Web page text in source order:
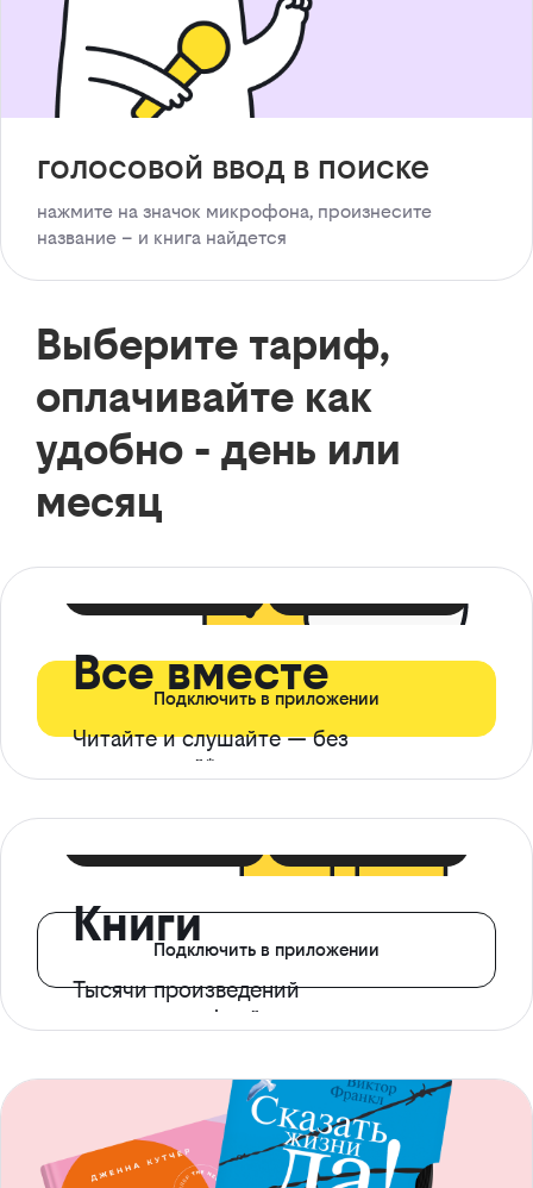
голосовой ввод в поиске
нажмите на значок микрофона, произнесите
название – и книга найдется
Выберите тариф,
оплачивайте как
удобно - день или
месяц
Все вместе
Читайте и слушайте — без
ограничений*
Подключить в приложении
Книги
Тысячи произведений
с доступом офлайн
Подключить в приложении